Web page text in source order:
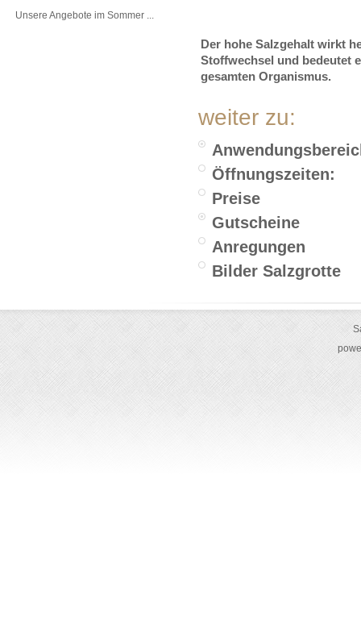
Unsere Angebote im Sommer ...
Der hohe Salzgehalt wirkt
Stoffwechsel und bedeutet
gesamten Organismus.
weiter zu:
Öffnungszeiten:
Preise
Gutscheine
Anregungen
Bilder Salzgrotte